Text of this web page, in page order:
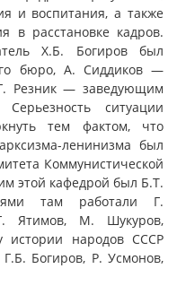
и воспитания, а также
в расстановке кадров.
Х.Б. Богиров был
бюро, А. Сиддиков —
Резник — заведующим
ситуации
тем фактом, что
ленинизма был
Коммунистической
этой кафедрой был Б.Т.
там работали Г.
Ятимов, М. Шукуров,
истории народов СССР
Богиров, Р. Усмонов,